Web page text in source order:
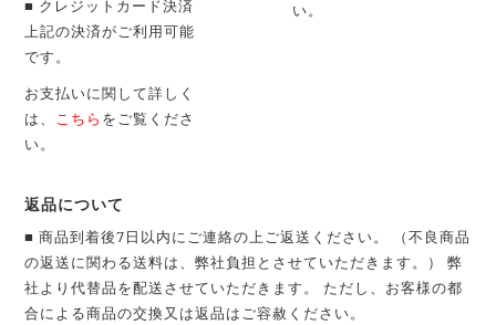
■ クレジットカード決済
上記の決済がご利用可能
です。
お支払いに関して詳しく
は、 こちら をご覧くださ
い。
い。
返品について
■ 商品到着後7日以内にご連絡の上ご返送ください。 （不良商品
の返送に関わる送料は、弊社負担とさせていただきます。） 弊
社より代替品を配送させていただきます。 ただし、お客様の都
合による商品の交換又は返品はご容赦ください。